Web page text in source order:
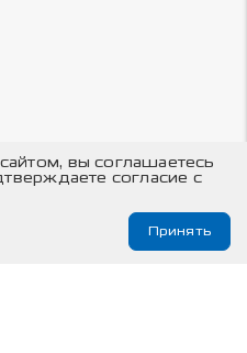
О компании
вы соглашаетесь
согласие с
Принять